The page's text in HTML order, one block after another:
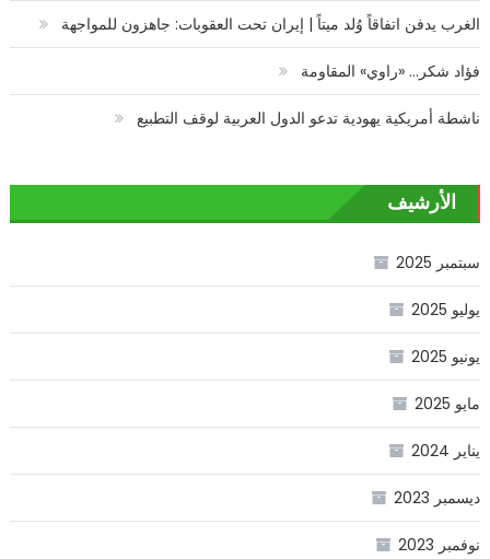
الغرب يدفن اتفاقاً وُلد ميتاً | إيران تحت العقوبات: جاهزون للمواجهة
فؤاد شكر… «راوي» المقاومة
ناشطة أمريكية يهودية تدعو الدول العربية لوقف التطبيع
الأرشيف
سبتمبر 2025
يوليو 2025
يونيو 2025
مايو 2025
يناير 2024
ديسمبر 2023
نوفمبر 2023